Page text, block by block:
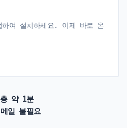
하여 설치하세요. 이제 바로 온
총 약 1분
일 불필요